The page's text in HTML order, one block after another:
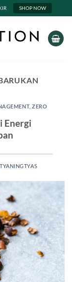
SHOP NOW
,ZERO
Energi